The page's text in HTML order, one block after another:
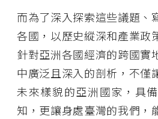
而為了深入探索這些議題、
各國，以歷史縱深和產業政
針對亞洲各國經濟的跨國實
中廣泛且深入的剖析，不僅
未來樣貌的亞洲國家，具
知，更讓身處臺灣的我們，